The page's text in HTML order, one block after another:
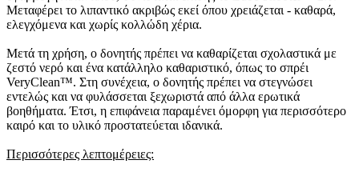
Μεταφέρει το λιπαντικό ακριβώς εκεί όπου χρειάζεται - καθαρά,
ελεγχόμενα και χωρίς κολλώδη χέρια.
Μετά τη χρήση, ο δονητής πρέπει να καθαρίζεται σχολαστικά με
ζεστό νερό και ένα κατάλληλο καθαριστικό, όπως το σπρέι
VeryClean™. Στη συνέχεια, ο δονητής πρέπει να στεγνώσει
εντελώς και να φυλάσσεται ξεχωριστά από άλλα ερωτικά
βοηθήματα. Έτσι, η επιφάνεια παραμένει όμορφη για περισσότερο
καιρό και το υλικό προστατεύεται ιδανικά.
Περισσότερες λεπτομέρειες: